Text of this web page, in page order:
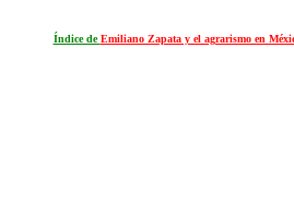
Índice deEmiliano Zapata y el agrarismo en